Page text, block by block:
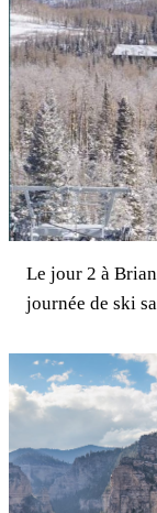
Le jour 2 à
journée de ski